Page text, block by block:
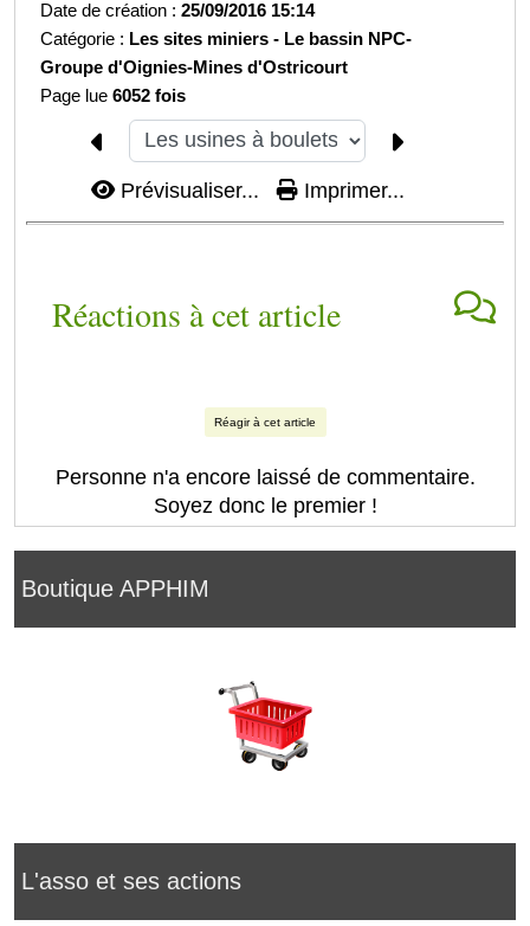
Boutique APPHIM
L'asso et ses actions
Date de création :25/09/2016 15:14
Catégorie : Les sites miniers - Le bassin NPC-
Groupe d'Oignies-Mines d'Ostricourt
Page lue6052 fois
Prévisualiser... Imprimer...
Réactions à cet article
Réagir à cet article
Personne n'a encore laissé de commentaire.
Soyez donc le premier !